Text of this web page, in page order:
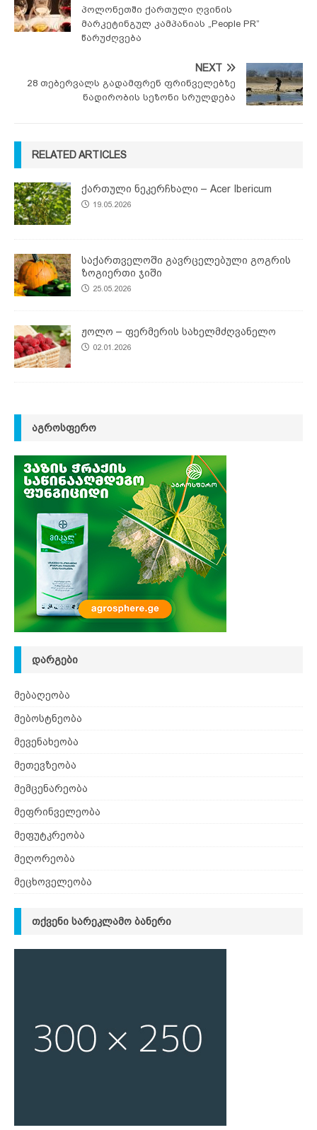
პოლონეთში ქართული ღვინის
მარკეტინგულ კამპანიას „People PR”
წარუძღვება
NEXT
28 თებერვალს გადამფრენ ფრინველებზე
ნადირობის სეზონი სრულდება
RELATED ARTICLES
ქართული ნეკერჩხალი – Acer Ibericum
19.05.2026
საქართველოში გავრცელებული გოგრის
ზოგიერთი ჯიში
25.05.2026
ჟოლო – ფერმერის სახელმძღვანელო
02.01.2026
ᲐᲒᲠᲝᲡᲤᲔᲠᲝ
ᲓᲐᲠᲒᲔᲑᲘ
მებაღეობა
მებოსტნეობა
მევენახეობა
მეთევზეობა
მემცენარეობა
მეფრინველეობა
მეფუტკრეობა
მეღორეობა
მეცხოველეობა
ᲗᲥᲕᲔᲜᲘ ᲡᲐᲠᲔᲙᲚᲐᲛᲝ ᲑᲐᲜᲔᲠᲘ